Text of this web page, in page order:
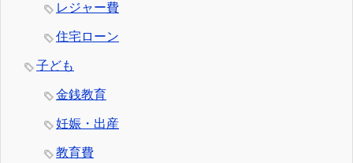
レジャー費
住宅ローン
子ども
金銭教育
妊娠・出産
教育費